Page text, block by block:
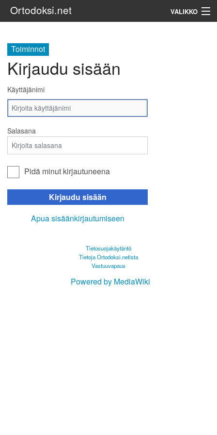
Ortodoksi.net VALIKKO
Toiminnot
Kirjaudu sisään
Käyttäjänimi
Salasana
Pidä minut kirjautuneena
Kirjaudu sisään
Apua sisäänkirjautumiseen
Tietosuojakäytäntö
Tietoja Ortodoksi.netista
Vastuuvapaus
Powered by MediaWiki